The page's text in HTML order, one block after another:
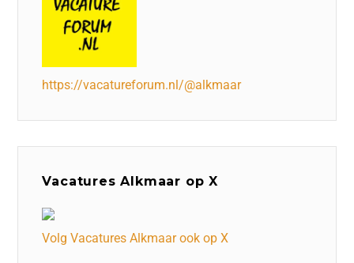
https://vacatureforum.nl/@alkmaar
Vacatures Alkmaar op X
Volg Vacatures Alkmaar ook op X